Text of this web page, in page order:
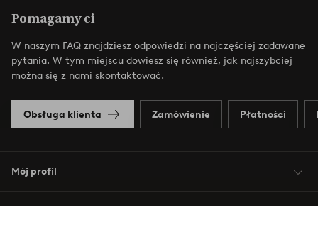
Pomagamy ci
W naszym FAQ znajdziesz odpowiedzi na najczęściej zadawane
pytania. W tym miejscu dowiesz się również, jak najszybciej
można się z nami skontaktować.
Obsługa klienta Zamówienie Płatności
Mój profil